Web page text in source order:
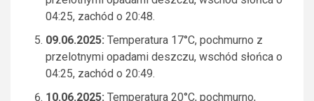
04:25, zachód o 20:48.
09.06.2025: Temperatura 17°C, pochmurno z
przelotnymi opadami deszczu, wschód słońca o
04:25, zachód o 20:49.
10.06.2025: Temperatura 20°C, pochmurno,